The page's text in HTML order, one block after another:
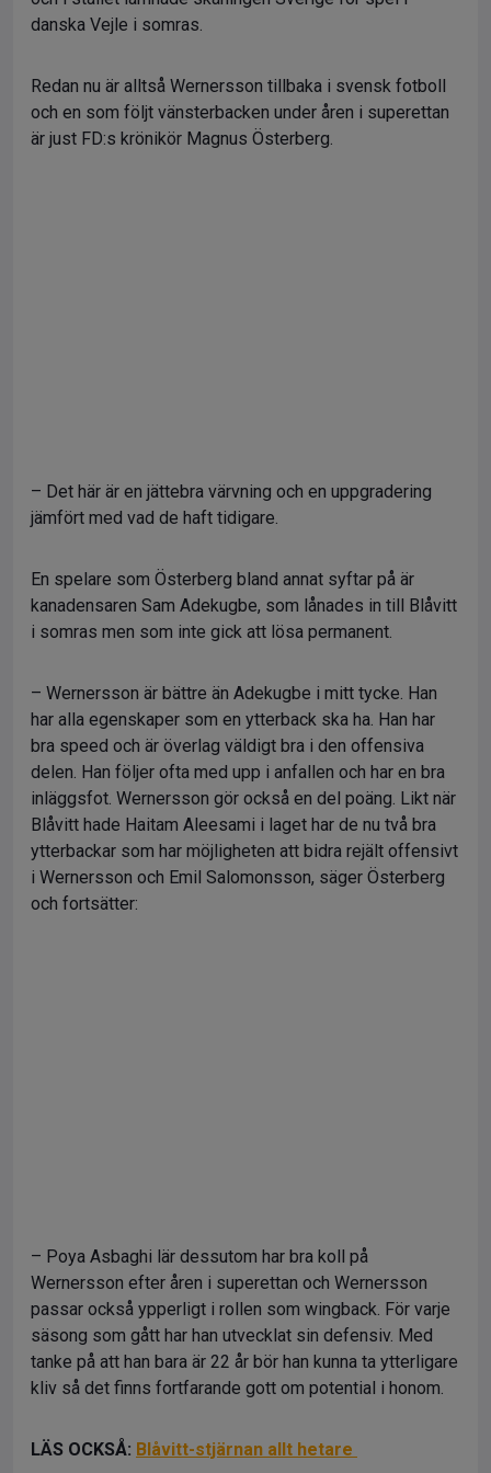
danska Vejle i somras.
Redan nu är alltså Wernersson tillbaka i svensk fotboll
och en som följt vänsterbacken under åren i superettan
är just FD:s krönikör Magnus Österberg.
– Det här är en jättebra värvning och en uppgradering
jämfört med vad de haft tidigare.
En spelare som Österberg bland annat syftar på är
kanadensaren Sam Adekugbe, som lånades in till Blåvitt
i somras men som inte gick att lösa permanent.
– Wernersson är bättre än Adekugbe i mitt tycke. Han
har alla egenskaper som en ytterback ska ha. Han har
bra speed och är överlag väldigt bra i den offensiva
delen. Han följer ofta med upp i anfallen och har en bra
inläggsfot. Wernersson gör också en del poäng. Likt när
Blåvitt hade Haitam Aleesami i laget har de nu två bra
ytterbackar som har möjligheten att bidra rejält offensivt
i Wernersson och Emil Salomonsson, säger Österberg
och fortsätter:
– Poya Asbaghi lär dessutom har bra koll på
Wernersson efter åren i superettan och Wernersson
passar också ypperligt i rollen som wingback. För varje
säsong som gått har han utvecklat sin defensiv. Med
tanke på att han bara är 22 år bör han kunna ta ytterligare
kliv så det finns fortfarande gott om potential i honom.
LÄS OCKSÅ: Blåvitt-stjärnan allt hetare